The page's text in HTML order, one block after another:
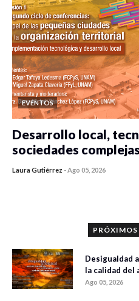
EVENTOS
Desarrollo local,
sociedades complejas
Laura Gutiérrez -Ago 05, 2026
Desigualdad
la calidad del
Ago 05, 2026